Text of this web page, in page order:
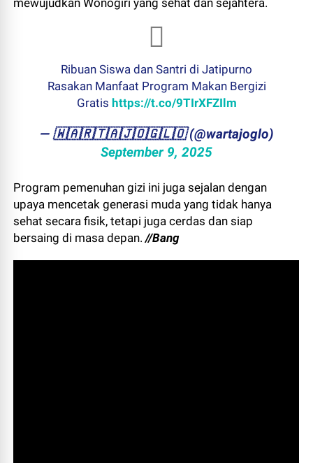
mewujudkan Wonogiri yang sehat dan sejahtera.
Ribuan Siswa dan Santri di Jatipurno
Rasakan Manfaat Program Makan Bergizi
Gratis https://t.co/9TIrXFZIlm
— ​🇼​​🇦​​🇷​​🇹​​🇦​​🇯​​🇴​​🇬​​🇱​​🇴 (@wartajoglo)
September 9, 2025
Program pemenuhan gizi ini juga sejalan dengan
upaya mencetak generasi muda yang tidak hanya
sehat secara fisik, tetapi juga cerdas dan siap
bersaing di masa depan.//Bang